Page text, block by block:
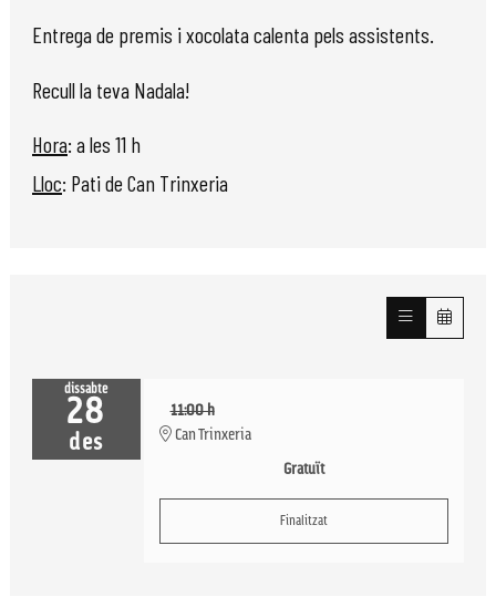
Entrega de premis i xocolata calenta pels assistents.
Recull la teva Nadala!
Hora: a les 11 h
Lloc: Pati de Can Trinxeria
dissabte
28
des
11:00 h
Can Trinxeria
Gratuït
Finalitzat